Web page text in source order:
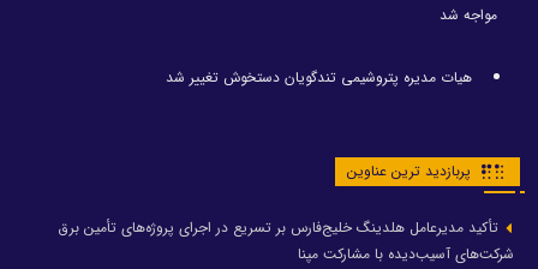
مواجه شد
هیات مدیره پتروشیمی تندگویان دستخوش تغییر شد
پربازدید ترین عناوین
تأکید مدیرعامل هلدینگ خلیج‌فارس بر تسریع در اجرای پروژه‌های تأمین برق
شرکت‌های آسیب‌دیده با مشارکت مپنا